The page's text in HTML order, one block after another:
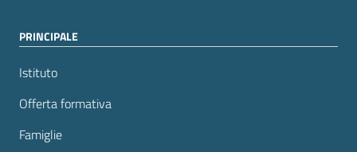
PRINCIPALE
Istituto
Offerta formativa
Famiglie